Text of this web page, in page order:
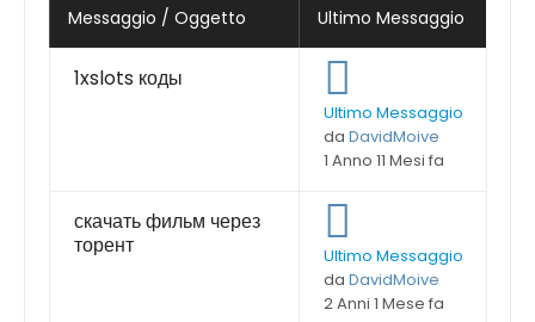
Messaggio / Oggetto Ultimo Messaggio
1xslots коды
Ultimo Messaggio
da DavidMoive
1 Anno 11 Mesi fa
скачать фильм через
торент
Ultimo Messaggio
da DavidMoive
2 Anni 1 Mese fa